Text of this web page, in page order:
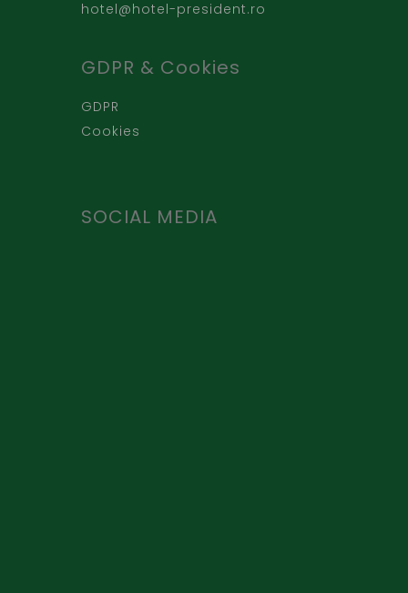
hotel@hotel-president.ro
GDPR & Cookies
GDPR
Cookies
SOCIAL MEDIA